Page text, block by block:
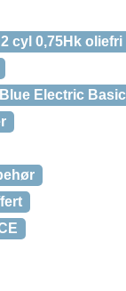
cyl 0,75Hk oliefri
Electric